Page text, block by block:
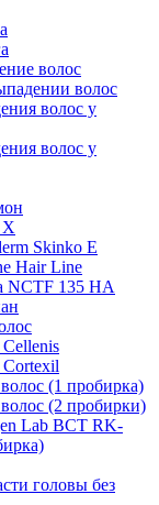
волос
волос
волос у
волос у
X
Skinko E
Hair Line
NCTF 135 HA
Cellenis
Cortexil
(1 пробирка)
(2 пробирки)
Lab BCT RK-
головы без